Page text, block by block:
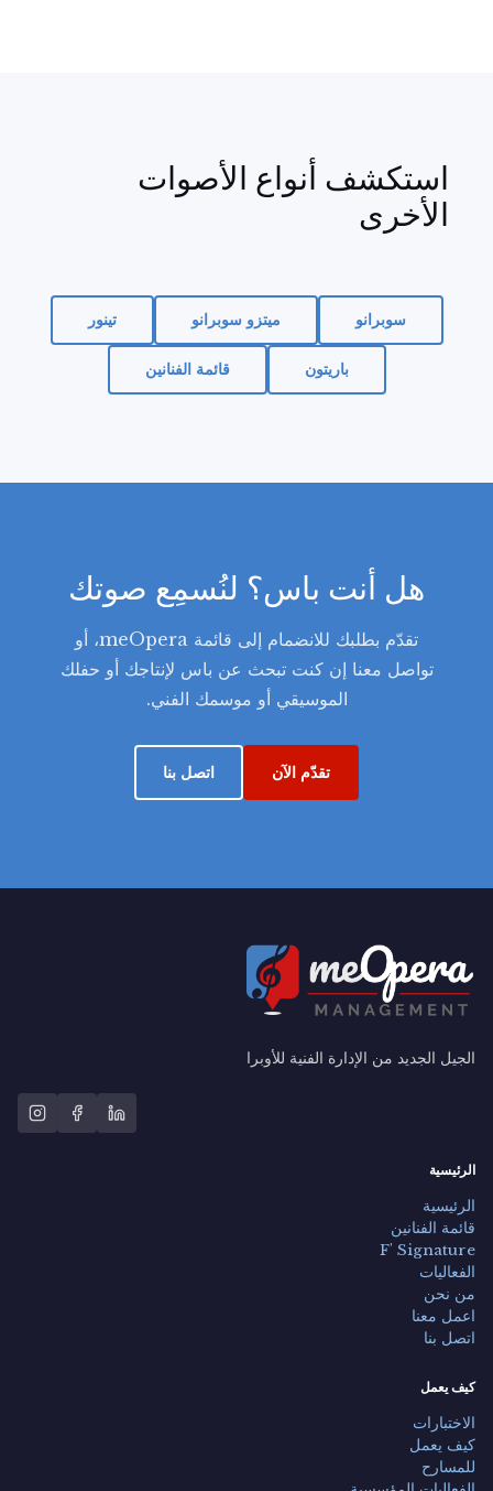
استكشف أنواع الأصوات
الأخرى
سوبرانو ميتزو سوبرانو تينور
باريتون قائمة الفنانين
هل أنت باس؟ لنُسمِع صوتك
تقدّم بطلبك للانضمام إلى قائمة meOpera، أو
تواصل معنا إن كنت تبحث عن باس لإنتاجك أو حفلك
الموسيقي أو موسمك الفني.
تقدّم الآن اتصل بنا
الجيل الجديد من الإدارة الفنية للأوبرا
الرئيسية
الرئيسية
قائمة الفنانين
F' Signature
الفعاليات
من نحن
اعمل معنا
اتصل بنا
كيف يعمل
الاختبارات
كيف يعمل
للمسارح